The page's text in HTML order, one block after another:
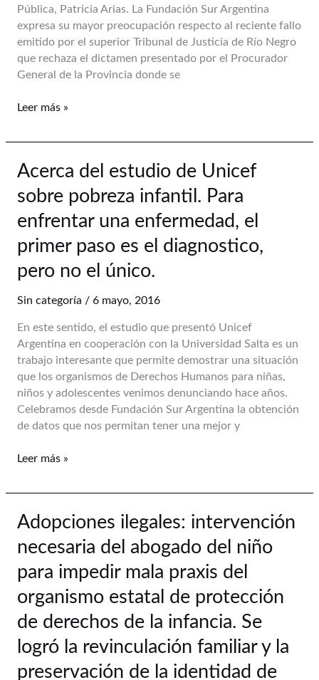
Pública, Patricia Arias. La Fundación Sur Argentina
expresa su mayor preocupación respecto al reciente fallo
emitido por el superior Tribunal de Justicia de Río Negro
que rechaza el dictamen presentado por el Procurador
General de la Provincia donde se
a
pesar
de
la
condena
Estado
parte
la
CIDH.
Leer más »
Acerca del estudio de Unicef
sobre pobreza infantil. Para
enfrentar una enfermedad, el
primer paso es el diagnostico,
pero no el único.
Sin categoría / 6 mayo, 2016
En este sentido, el estudio que presentó Unicef
Argentina en cooperación con la Universidad Salta es un
trabajo interesante que permite demostrar una situación
que los organismos de Derechos Humanos para niñas,
niños y adolescentes venimos denunciando hace años.
Celebramos desde Fundación Sur Argentina la obtención
de datos que nos permitan tener una mejor y
Acerca
estudio
de
sobre
infantil.
Para
una
enfermedad,
el
primer
paso
es
el
pero
el
Leer más »
Adopciones ilegales: intervención
necesaria del abogado del niño
para impedir mala praxis del
organismo estatal de protección
de derechos de la infancia. Se
logró la revinculación familiar y la
preservación de la identidad de
Adopciones
ilegales:
intervención
necesaria
del
abogado
del
para